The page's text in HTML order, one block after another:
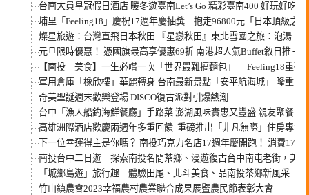
台南大員皇冠假日酒店 暖冬遊臺南Let’s Go 精彩臺南400 好玩好吃不
埔里「Feeling18」慶祝17週年慶抽獎 抱走96800元「日本頂級之
燦星旅遊：台灣直飛日本秋田 『星戀秋田』東北雪國之旅：泡湯、
元旦限時優惠！ 憑國旗最高享優惠69折 南港超人氣Buffet敘日推三
【南投｜美食】一生必嚐一次「世界最難搞麵包」 Feeling18重磅
軍用倉庫「橡欣樓」華麗轉身 台南最新景點「安平航海城」 隆重開
奇美聖誕週末歡樂登場 DISCO復古派對引爆熱潮
台中「漁人船釣海鮮餐廳」手路菜 澎湖風味實惠又豐盛 親友聚餐的
高雄洲際酒店歡慶兩週年多重回饋 重磅推出「非凡無際」住房專
下一位幸運得主是你嗎？ 南投巧克力名店17週年慶開跑！ 消費
南投台中二日遊｜探索南投名間茶鄉、漫遊復古台中南屯老街，美
「城鄉島遊」旅行趣 體驗田尾、北斗美食、品南投茶鄉新風采
竹山鎮農會2023幸福農村農業聯合成果展暨農民節表彰大會